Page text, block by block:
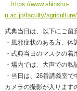
https://www.shinshu-
u.ac.jp/faculty/
式典当日は、以下にご留
・風邪症状のある方、体
・式典当日のマスクの着
・場内では、大声での私
・当日は、26番講義室
カメラの撮影が入ります